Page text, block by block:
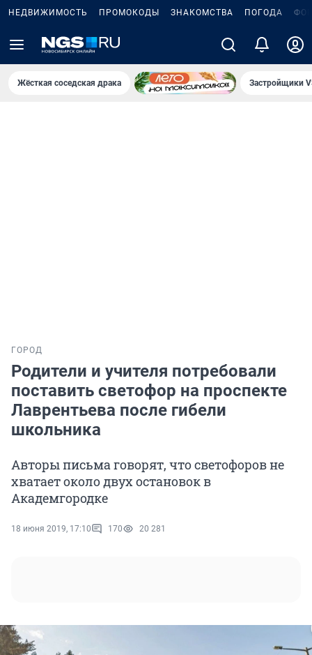
НЕДВИЖИМОСТЬ ПРОМОКОДЫ ЗНАКОМСТВА ПОГОДА
Жёсткая соседская драка Застройщики
ГОРОД
Родители и учителя потребовали
поставить светофор на проспекте
Лаврентьева после гибели
школьника
Авторы письма говорят, что светофоров не
хватает около двух остановок в
Академгородке
18 июня 2019, 17:10 170 20 281